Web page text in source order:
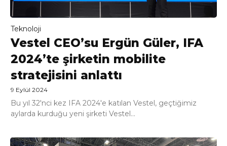
Teknoloji
Vestel CEO’su Ergün Güler, IFA
2024’te şirketin mobilite
stratejisini anlattı
9 Eylül 2024
Bu yıl 32'nci kez IFA 2024'e katılan Vestel, geçtiğimiz
aylarda kurduğu yeni şirketi Vestel...